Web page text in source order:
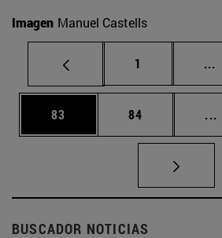
Imagen Manuel Castells
Página
1 ...
Página
83 Página
84 ...
BUSCADOR NOTICIAS